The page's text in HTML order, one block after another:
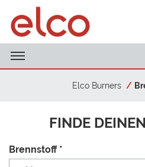
Elco Burners
FINDE
Brennstoff *